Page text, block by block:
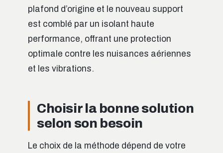
plafond d’origine et le nouveau support
est comblé par un isolant haute
performance, offrant une protection
optimale contre les nuisances aériennes
et les vibrations.
Choisir la bonne solution
selon son besoin
Le choix de la méthode dépend de votre